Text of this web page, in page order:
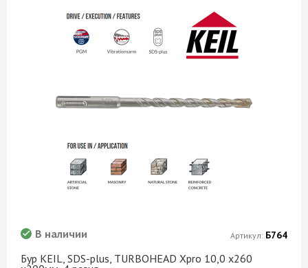
Бур KEIL, SDS-plus, TURBOHEAD Xpro 10,0 х260
В наличии Артикул: Б764